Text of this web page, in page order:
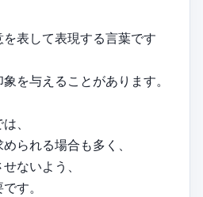
表して表現する言葉です
を与えることがあります。
、
られる場合も多く、
ないよう、
す。